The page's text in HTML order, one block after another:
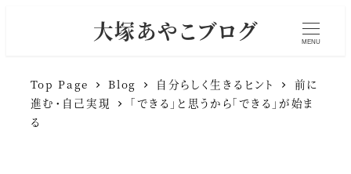
大塚あやこブログ MENU
Top Page Blog 自分らしく生きるヒント
前に
進む・自己実現
「できる」と思うから「できる」が始ま
る